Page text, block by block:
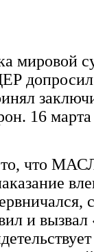
мировой
допросил
16
то, что
и вызвал